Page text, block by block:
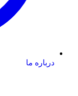
درباره ما